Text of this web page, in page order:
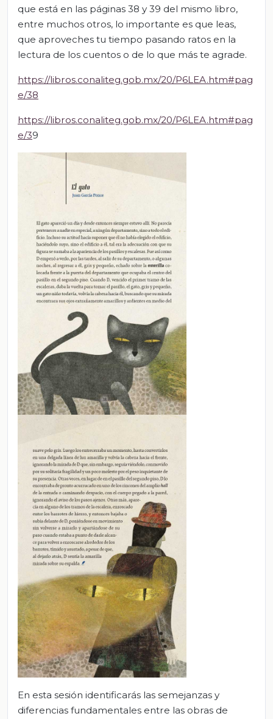
que está en las páginas 38 y 39 del mismo libro,
entre muchos otros, lo importante es que leas,
que aproveches tu tiempo pasando ratos en la
lectura de los cuentos o de lo que más te agrade.
https://libros.conaliteg.gob.mx/20/P6LEA.htm#pag
e/38
https://libros.conaliteg.gob.mx/20/P6LEA.htm#pag
e/39
En esta sesión identificarás las semejanzas y
diferencias fundamentales entre las obras de